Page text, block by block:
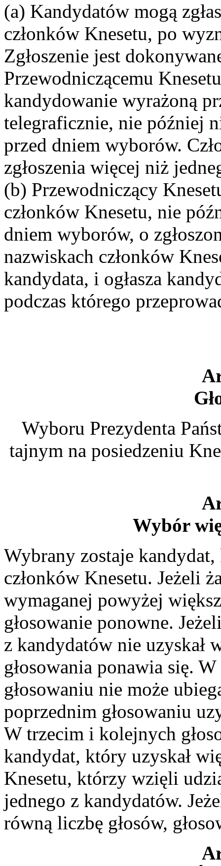
(a) Kandydatów mogą
członków Knesetu, po
Zgłoszenie jest
Przewodniczącemu
kandydowanie wyrażoną
telegraficznie, nie później
przed dniem wyborów.
zgłoszenia więcej niż
(b) Przewodniczący
członków Knesetu, nie
dniem wyborów, o
nazwiskach członków
kandydata, i ogłasza
podczas którego
Wyboru Prezydenta
tajnym na posiedzeniu
Wybór
Wybrany zostaje
członków Knesetu. Jeżeli
wymaganej powyżej
głosowanie ponowne.
z kandydatów nie uzyskał
głosowania ponawia się.
głosowaniu nie może
poprzednim głosowaniu
W trzecim i kolejnych
kandydat, który uzyskał
Knesetu, którzy wzięli
jednego z kandydatów.
równą liczbę głosów,